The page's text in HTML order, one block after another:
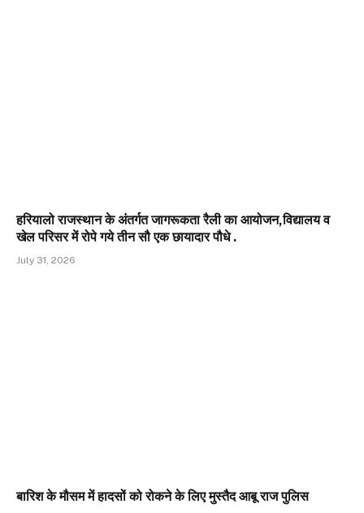
हरियालो राजस्थान के अंतर्गत जागरूकता रैली का आयोजन,विद्यालय व
खेल परिसर में रोपे गये तीन सौ एक छायादार पौधे .
July 31, 2026
बारिश के मौसम में हादसों को रोकने के लिए मुस्तैद आबू राज पुलिस